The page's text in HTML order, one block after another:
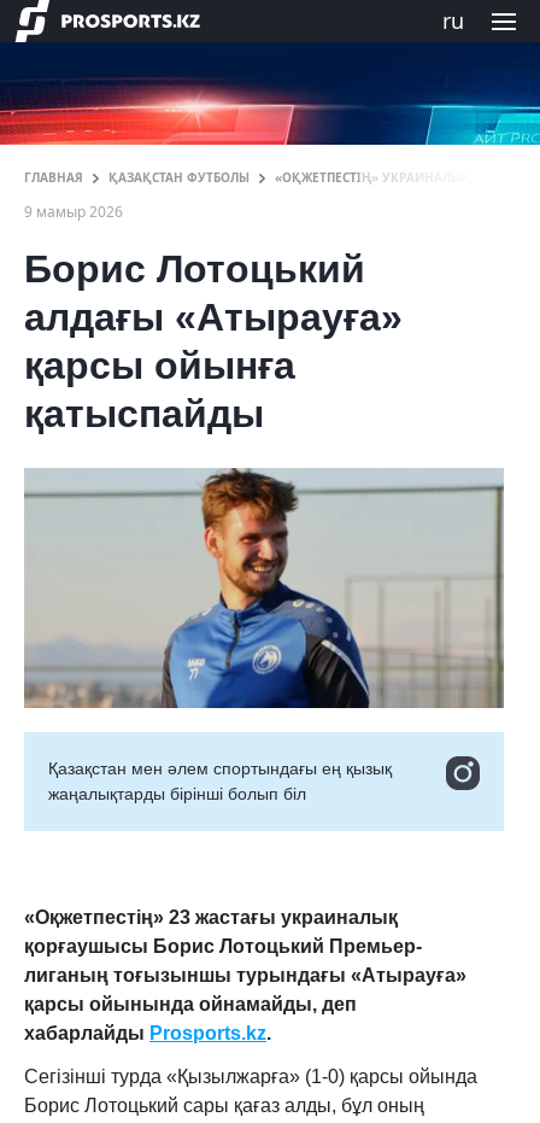
ru
ГЛАВНАЯ ҚАЗАҚСТАН ФУТБОЛЫ «ОҚЖЕТПЕСТІҢ» УКРАИНАЛЫҚ
9 мамыр 2026
Борис Лотоцький
алдағы «Атырауға»
қарсы ойынға
қатыспайды
Қазақстан мен әлем спортындағы ең қызық
жаңалықтарды бірінші болып біл
«Оқжетпестің» 23 жастағы украиналық
қорғаушысы Борис Лотоцький Премьер-
лиганың тоғызыншы турындағы «Атырауға»
қарсы ойынында ойнамайды, деп
хабарлайды Prosports.kz.
Сегізінші турда «Қызылжарға» (1-0) қарсы ойында
Борис Лотоцький сары қағаз алды, бұл оның